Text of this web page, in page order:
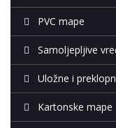
PVC mape
Samoljepljive
Uložne i
Kartonske mape